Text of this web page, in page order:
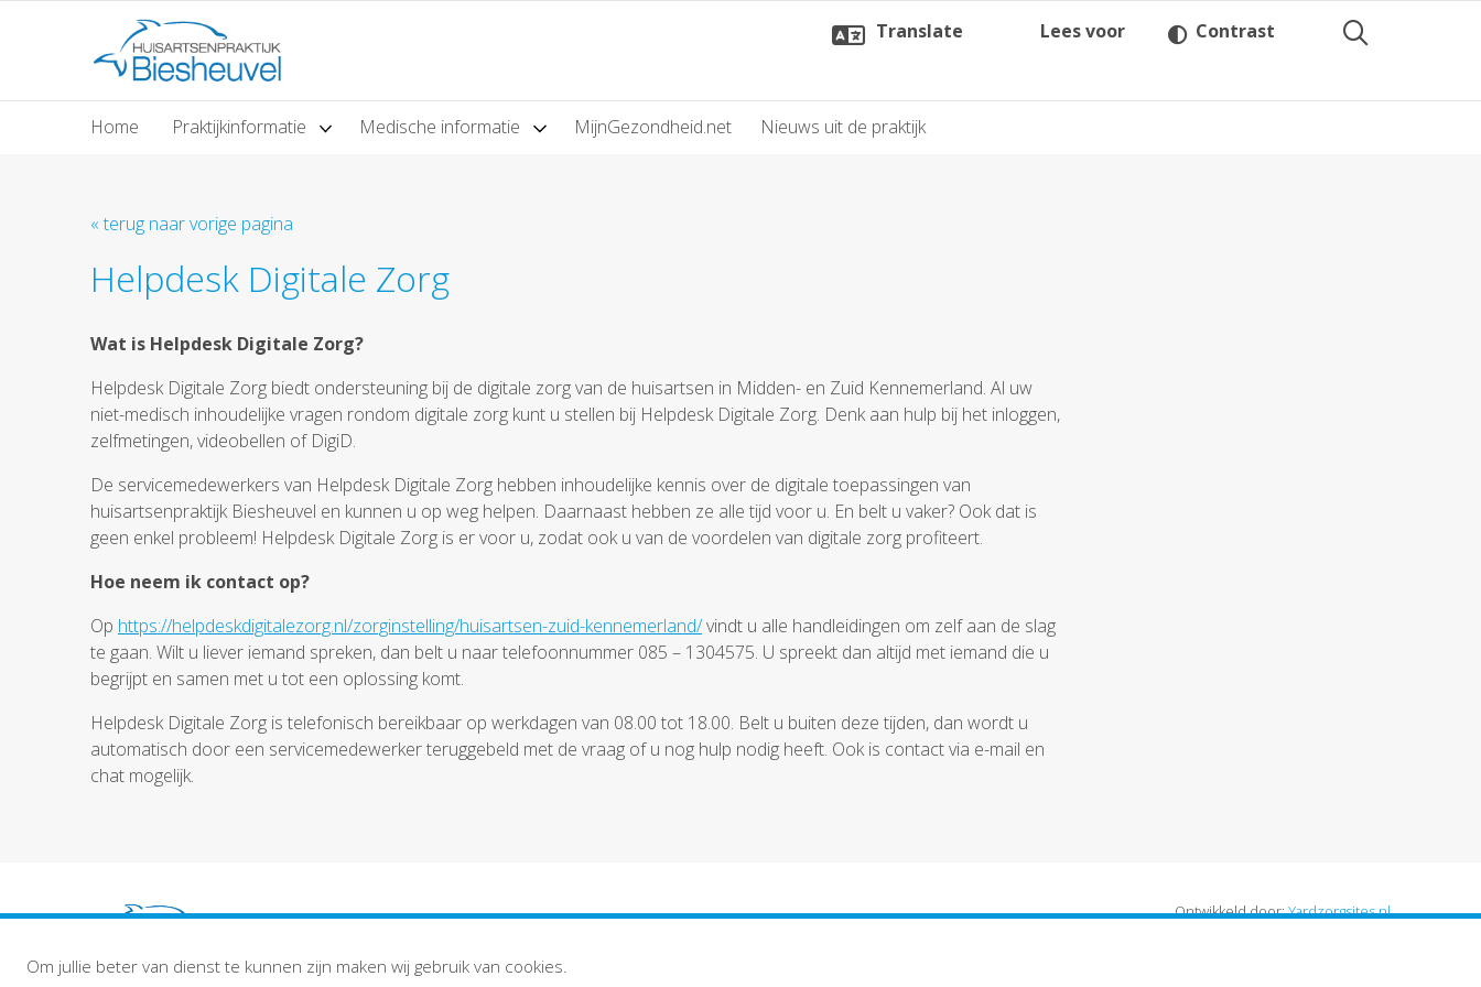
Translate Lees voor Contrast
Home Praktijkinformatie Medische informatie MijnGezondheid.net Nieuws uit de praktijk
« terug naar vorige pagina
Helpdesk Digitale Zorg
Wat is Helpdesk Digitale Zorg?
Helpdesk Digitale Zorg biedt ondersteuning bij de digitale zorg van de huisartsen in Midden- en Zuid Kennemerland. Al uw
niet-medisch inhoudelijke vragen rondom digitale zorg kunt u stellen bij Helpdesk Digitale Zorg. Denk aan hulp bij het inloggen,
zelfmetingen, videobellen of DigiD.
De servicemedewerkers van Helpdesk Digitale Zorg hebben inhoudelijke kennis over de digitale toepassingen van
huisartsenpraktijk Biesheuvel en kunnen u op weg helpen. Daarnaast hebben ze alle tijd voor u. En belt u vaker? Ook dat is
geen enkel probleem! Helpdesk Digitale Zorg is er voor u, zodat ook u van de voordelen van digitale zorg profiteert.
Hoe neem ik contact op?
Op https://helpdeskdigitalezorg.nl/zorginstelling/huisartsen-zuid-kennemerland/vindt u alle handleidingen om zelf aan de slag
te gaan. Wilt u liever iemand spreken, dan belt u naar telefoonnummer 085 – 1304575. U spreekt dan altijd met iemand die u
begrijpt en samen met u tot een oplossing komt.
Helpdesk Digitale Zorg is telefonisch bereikbaar op werkdagen van 08.00 tot 18.00. Belt u buiten deze tijden, dan wordt u
automatisch door een servicemedewerker teruggebeld met de vraag of u nog hulp nodig heeft. Ook is contact via e-mail en
chat mogelijk.
Ontwikkeld door:Yardzorgsites.nl
Om jullie beter van dienst te kunnen zijn maken wij gebruik van cookies.